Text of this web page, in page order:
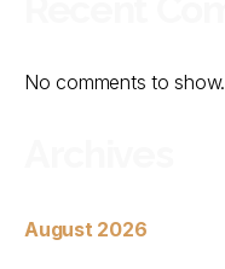
No comments to show.
August 2026